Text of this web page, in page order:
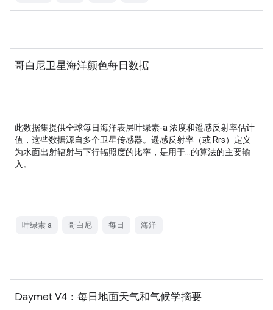
哥白尼卫星海洋颜色每日数据
此数据集提供全球每日海洋表层叶绿素-a 浓度和遥感反射率估计
值，这些数据源自多个卫星传感器。遥感反射率（或 Rrs）定义
为水面出射辐射与下行辐照度的比率，是用于…的算法的主要输
入。
叶绿素 a 哥白尼 每日 海洋
Daymet V4：每日地面天气和气候学摘要